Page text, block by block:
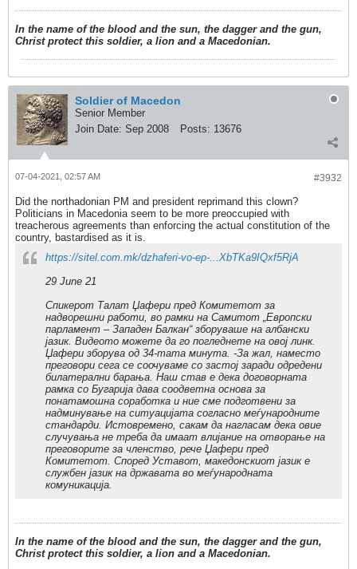
In the name of the blood and the sun, the dagger and the gun,
Christ protect this soldier, a lion and a Macedonian.
Soldier of Macedon
Senior Member
Join Date: Sep 2008 Posts: 13676
#3932
07-04-2021, 02:57 AM
Did the northadonian PM and president reprimand this clown?
Politicians in Macedonia seem to be more preoccupied with
treacherous agreements than enforcing the actual constitution of the
country, bastardised as it is.
https://sitel.com.mk/dzhaferi-vo-ep-...XbTKa9IQxf5RjA
29 June 21
Спикерот Талат Џафери пред Комитетот за
надворешни работи, во рамки на Самитот „Европски
парламент – Западен Балкан“ зборуваше на албански
јазик. Видеото можете да го погледнете на овој линк.
Џафери зборува од 34-тата минута. -За жал, наместо
преговори сега се соочуваме со застој заради одредени
билатерални барања. Наш став е дека договорната
рамка со Бугарија дава соодветна основа за
понатамошна соработка и ние сме подготвени за
надминување на ситуацијата согласно меѓународните
стандарди. Истовремено, сакам да нагласам дека овие
случувања не треба да имаат влијание на отворање на
преговорите за членство, рече Џафери пред
Комитетот. Според Уставот, македонскиот јазик е
службен јазик на државата во меѓународната
комуникација.
In the name of the blood and the sun, the dagger and the gun,
Christ protect this soldier, a lion and a Macedonian.